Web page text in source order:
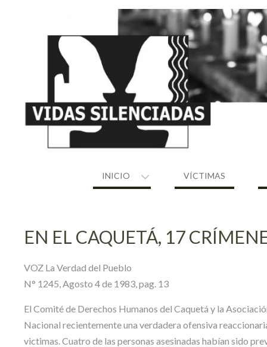
INICIO VÍCTIMAS
EN EL CAQUETÁ, 17
VOZ La Verdad del Pueblo
N° 1245, Agosto 4 de 1983, pag. 13
El Comité de Derechos Humanos del Caquetá y la
Nacional recientemente una verdadera ofensiva
victimas. Cuatro de las personas asesinadas habían sido